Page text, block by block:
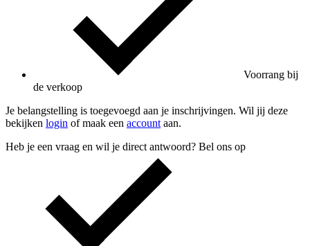
Voorrang bij
de verkoop
Je belangstelling is toegevoegd aan je inschrijvingen. Wil jij deze
bekijken login of maak een account aan.
Heb je een vraag en wil je direct antwoord? Bel ons op